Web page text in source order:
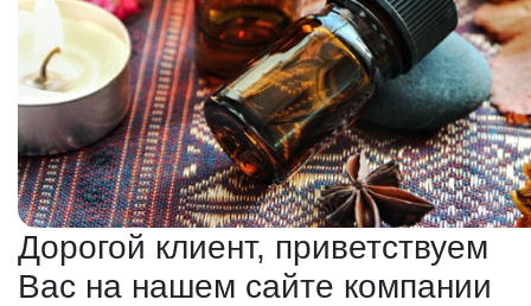
Дорогой клиент, приветствуем
Вас на нашем сайте компании